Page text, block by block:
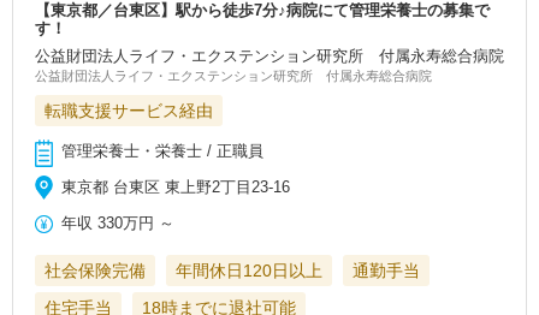
【東京都／台東区】駅から徒歩7分♪病院にて管理栄養士の募集で
す！
公益財団法人ライフ・エクステンション研究所 付属永寿総合病院
公益財団法人ライフ・エクステンション研究所 付属永寿総合病院
転職支援サービス経由
管理栄養士・栄養士 / 正職員
東京都 台東区 東上野2丁目23-16
年収 330万円 ～
社会保険完備 年間休日120日以上
通勤手当
住宅手当
18時までに退社可能